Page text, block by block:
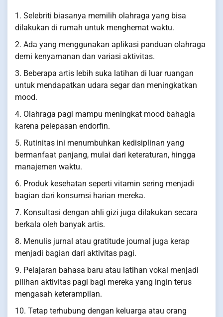
1. Selebriti biasanya memilih olahraga yang bisa
dilakukan di rumah untuk menghemat waktu.
2. Ada yang menggunakan aplikasi panduan olahraga
demi kenyamanan dan variasi aktivitas.
3. Beberapa artis lebih suka latihan di luar ruangan
untuk mendapatkan udara segar dan meningkatkan
mood.
4. Olahraga pagi mampu meningkat mood bahagia
karena pelepasan endorfin.
5. Rutinitas ini menumbuhkan kedisiplinan yang
bermanfaat panjang, mulai dari keteraturan, hingga
manajemen waktu.
6. Produk kesehatan seperti vitamin sering menjadi
bagian dari konsumsi harian mereka.
7. Konsultasi dengan ahli gizi juga dilakukan secara
berkala oleh banyak artis.
8. Menulis jurnal atau gratitude journal juga kerap
menjadi bagian dari aktivitas pagi.
9. Pelajaran bahasa baru atau latihan vokal menjadi
pilihan aktivitas pagi bagi mereka yang ingin terus
mengasah keterampilan.
10. Tetap terhubung dengan keluarga atau orang